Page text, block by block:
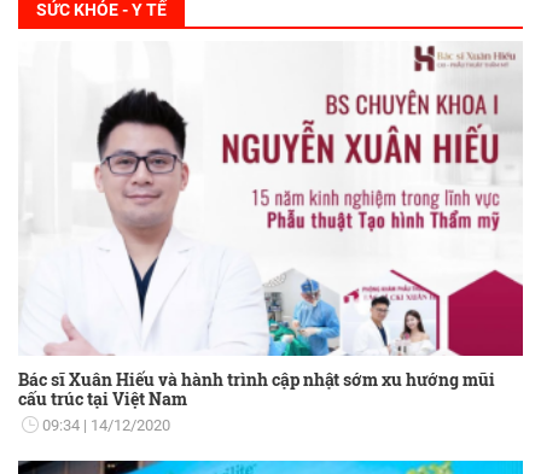
SỨC KHỎE - Y TẾ
Bác sĩ Xuân Hiếu và hành trình cập nhật sớm xu hướng mũi
cấu trúc tại Việt Nam
09:34 14/12/2020